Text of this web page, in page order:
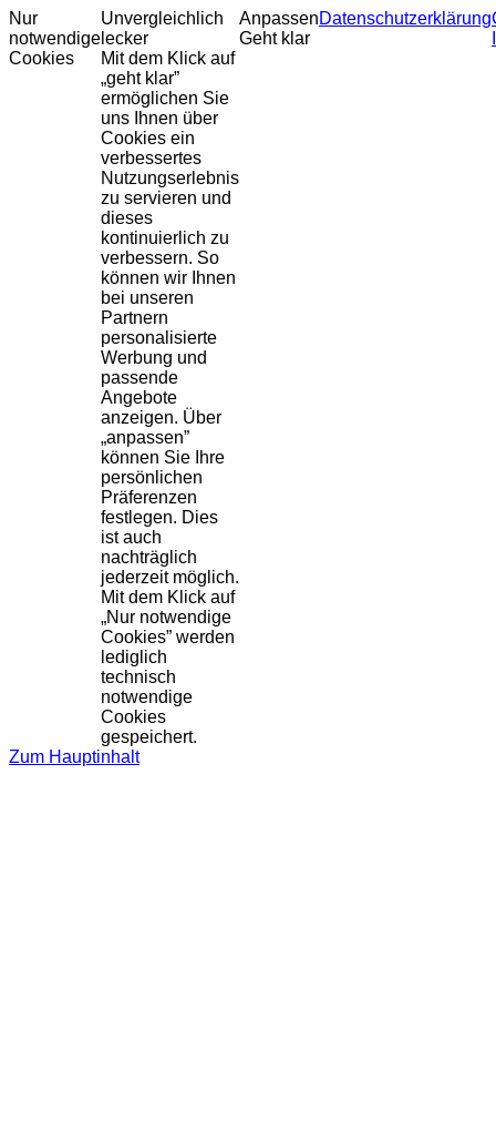
Nur
notwendige
Cookies
Unvergleichlich
lecker
Mit dem Klick auf
„geht klar”
ermöglichen Sie
uns Ihnen über
Cookies ein
verbessertes
Nutzungserlebnis
zu servieren und
dieses
kontinuierlich zu
verbessern. So
können wir Ihnen
bei unseren
Partnern
personalisierte
Werbung und
passende
Angebote
anzeigen. Über
„anpassen”
können Sie Ihre
persönlichen
Präferenzen
festlegen. Dies
ist auch
nachträglich
jederzeit möglich.
Mit dem Klick auf
„Nur notwendige
Cookies” werden
lediglich
technisch
notwendige
Cookies
gespeichert.
Anpassen
Geht klar
Datenschutzerklärung
Zum Hauptinhalt